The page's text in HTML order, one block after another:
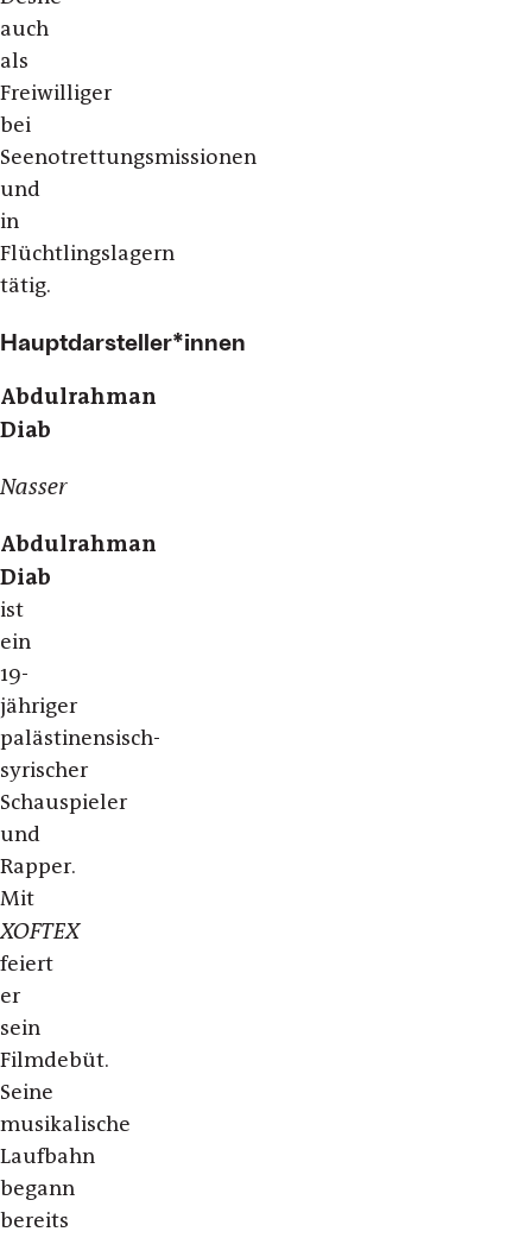
auch
als
Freiwilliger
bei
Seenotrettungsmissionen
und
in
Flüchtlingslagern
tätig.
Hauptdarsteller*innen
Abdulrahman
Diab
Nasser
Abdulrahman
Diab
ist
ein
19-
jähriger
palästinensisch-
syrischer
Schauspieler
und
Rapper.
Mit
XOFTEX
feiert
er
sein
Filmdebüt.
Seine
musikalische
Laufbahn
begann
bereits